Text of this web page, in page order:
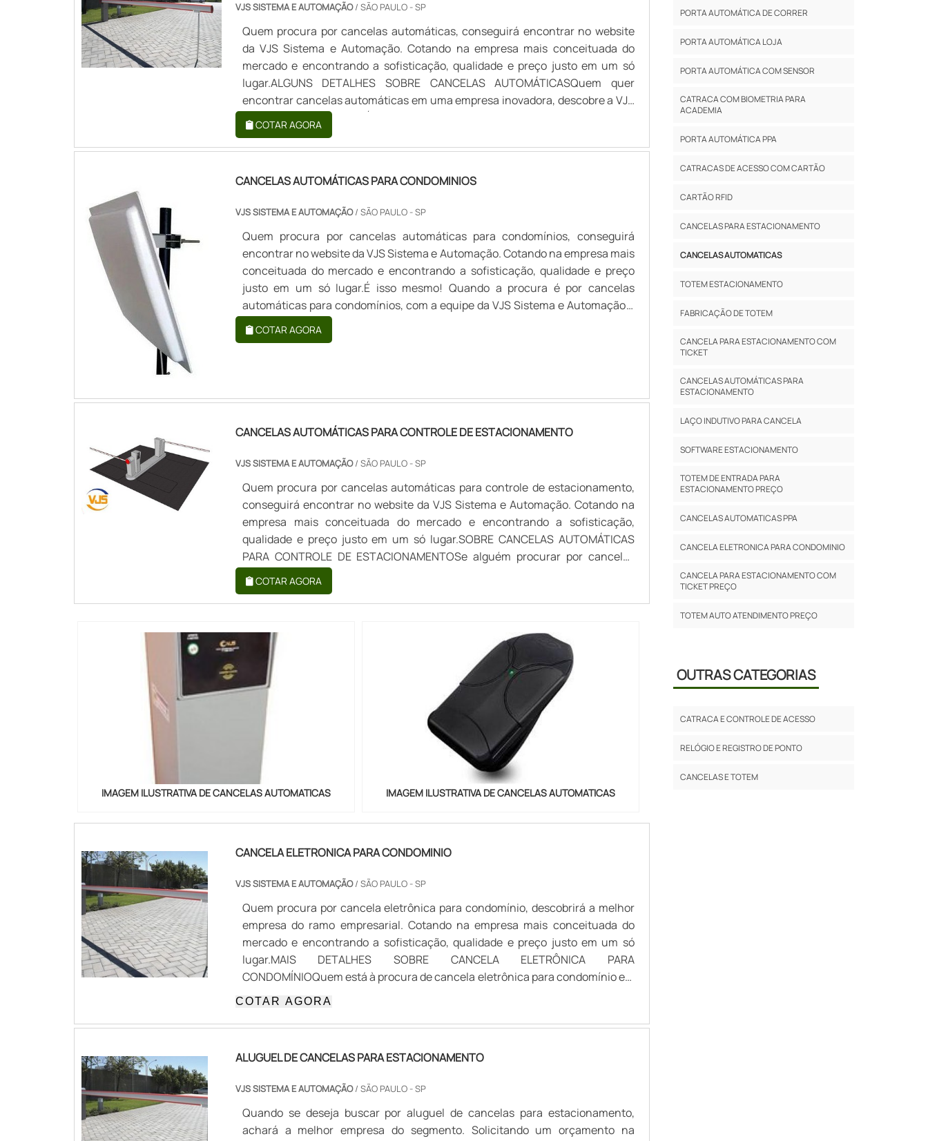
VJS SISTEMA E AUTOMAÇÃO/ SÃO PAULO - SP
Quem procura por cancelas automáticas, conseguirá encontrar no website
da VJS Sistema e Automação. Cotando na empresa mais conceituada do
mercado e encontrando a sofisticação, qualidade e preço justo em um só
lugar.ALGUNS DETALHES SOBRE CANCELAS AUTOMÁTICASQuem quer
encontrar cancelas automáticas em uma empresa inovadora, descobre a VJS
Sistema e Automação. É possível encontrar deslizante social e automação
comercial, disponibilizando t...
COTAR AGORA
CANCELAS AUTOMÁTICAS PARA CONDOMINIOS
VJS SISTEMA E AUTOMAÇÃO/ SÃO PAULO - SP
Quem procura por cancelas automáticas para condomínios, conseguirá
encontrar no website da VJS Sistema e Automação. Cotando na empresa mais
conceituada do mercado e encontrando a sofisticação, qualidade e preço
justo em um só lugar.É isso mesmo! Quando a procura é por cancelas
automáticas para condomínios, com a equipe da VJS Sistema e Automação o
cliente poderá encontrar precisão com comprometimento com o resultado
dos clientes.INFORMA...
COTAR AGORA
CANCELAS AUTOMÁTICAS PARA CONTROLE DE ESTACIONAMENTO
VJS SISTEMA E AUTOMAÇÃO/ SÃO PAULO - SP
Quem procura por cancelas automáticas para controle de estacionamento,
conseguirá encontrar no website da VJS Sistema e Automação. Cotando na
empresa mais conceituada do mercado e encontrando a sofisticação,
qualidade e preço justo em um só lugar.SOBRE CANCELAS AUTOMÁTICAS
PARA CONTROLE DE ESTACIONAMENTOSe alguém procurar por cancelas
automáticas para controle de estacionamento em uma empresa altamente
qualificada, depara com a VJS Sist...
COTAR AGORA
IMAGEM ILUSTRATIVA DE CANCELAS AUTOMATICAS IMAGEM ILUSTRATIVA DE CANCELAS AUTOMATICAS
CANCELA ELETRONICA PARA CONDOMINIO
VJS SISTEMA E AUTOMAÇÃO/ SÃO PAULO - SP
Quem procura por cancela eletrônica para condomínio, descobrirá a melhor
empresa do ramo empresarial. Cotando na empresa mais conceituada do
mercado e encontrando a sofisticação, qualidade e preço justo em um só
lugar.MAIS DETALHES SOBRE CANCELA ELETRÔNICA PARA
CONDOMÍNIOQuem está à procura de cancela eletrônica para condomínio em
uma empresa altamente qualificada, chega até a VJS Sistema e Automação.
melhor no mercado para cada cliente.Ainda com uma visão analítica sobre
deve oferecer produtos e serviços que tenham ótima qualidade e proteção,
pontos importantes que ficam de fora no planejamento de empresas que
visam apenas o lucro, deixando a desejar nos outros fatores.É importante
lembrar que o produto deve sempre ser adquirido com empresas
especializadas no segmento. Esse tipo de cuidado ajuda a garantir a qualidade
COTAR AGORA
ALUGUEL DE CANCELAS PARA ESTACIONAMENTO
VJS SISTEMA E AUTOMAÇÃO/ SÃO PAULO - SP
Quando se deseja buscar por aluguel de cancelas para estacionamento,
achará a melhor empresa do segmento. Solicitando um orçamento na
PORTA AUTOMÁTICA DE CORRER
PORTA AUTOMÁTICA LOJA
PORTA AUTOMÁTICA COM SENSOR
CATRACA COM BIOMETRIA PARA
ACADEMIA
PORTA AUTOMÁTICA PPA
CATRACAS DE ACESSO COM CARTÃO
CARTÃO RFID
CANCELAS PARA ESTACIONAMENTO
CANCELAS AUTOMATICAS
TOTEM ESTACIONAMENTO
FABRICAÇÃO DE TOTEM
CANCELA PARA ESTACIONAMENTO COM
TICKET
CANCELAS AUTOMÁTICAS PARA
ESTACIONAMENTO
LAÇO INDUTIVO PARA CANCELA
SOFTWARE ESTACIONAMENTO
TOTEM DE ENTRADA PARA
ESTACIONAMENTO PREÇO
CANCELAS AUTOMATICAS PPA
CANCELA ELETRONICA PARA CONDOMINIO
CANCELA PARA ESTACIONAMENTO COM
TICKET PREÇO
TOTEM AUTO ATENDIMENTO PREÇO
OUTRAS CATEGORIAS
CATRACA E CONTROLE DE ACESSO
RELÓGIO E REGISTRO DE PONTO
CANCELAS E TOTEM